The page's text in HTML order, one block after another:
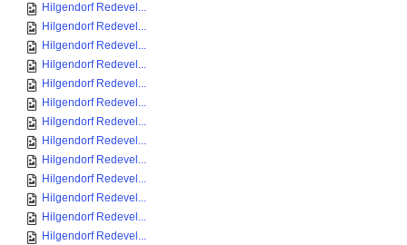
Hilgendorf Redevel...
Hilgendorf Redevel...
Hilgendorf Redevel...
Hilgendorf Redevel...
Hilgendorf Redevel...
Hilgendorf Redevel...
Hilgendorf Redevel...
Hilgendorf Redevel...
Hilgendorf Redevel...
Hilgendorf Redevel...
Hilgendorf Redevel...
Hilgendorf Redevel...
Hilgendorf Redevel...